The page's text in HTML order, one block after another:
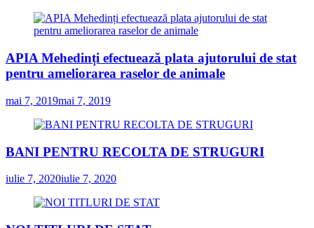
APIA Mehedinți efectuează plata ajutorului de stat
pentru ameliorarea raselor de animale
mai 7, 2019mai 7, 2019
BANI PENTRU RECOLTA DE STRUGURI
iulie 7, 2020iulie 7, 2020